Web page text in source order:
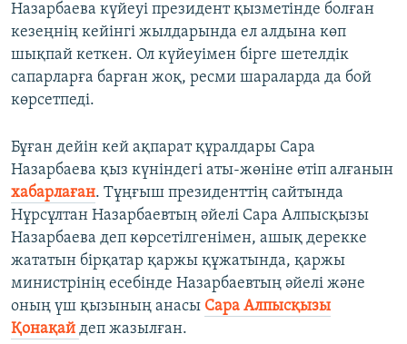
Назарбаева күйеуі президент қызметінде болған
кезеңнің кейінгі жылдарында ел алдына көп
шықпай кеткен. Ол күйеуімен бірге шетелдік
сапарларға барған жоқ, ресми шараларда да бой
көрсетпеді.
Бұған дейін кей ақпарат құралдары Сара
Назарбаева қыз күніндегі аты-жөніне өтіп алғанын
хабарлаған. Тұңғыш президенттің сайтында
Нұрсұлтан Назарбаевтың әйелі Сара Алпысқызы
Назарбаева деп көрсетілгенімен, ашық дерекке
жататын бірқатар қаржы құжатында, қаржы
министрінің есебінде Назарбаевтың әйелі және
оның үш қызының анасы Сара Алпысқызы
Қонақай деп жазылған.